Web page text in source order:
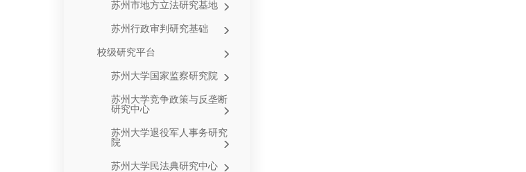
苏州市地方立法研究基地
苏州行政审判研究基础
校级研究平台
苏州大学国家监察研究院
苏州大学竞争政策与反垄断
研究中心
苏州大学退役军人事务研究
院
苏州大学民法典研究中心